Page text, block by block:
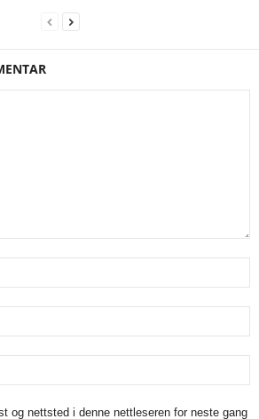
og nettsted i denne nettleseren for neste gang